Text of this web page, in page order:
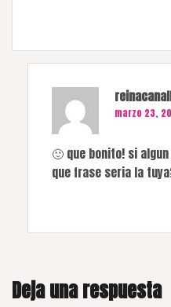
marzo 23,
🙂 que bonito! si
que frase seria la
Deja una respuesta